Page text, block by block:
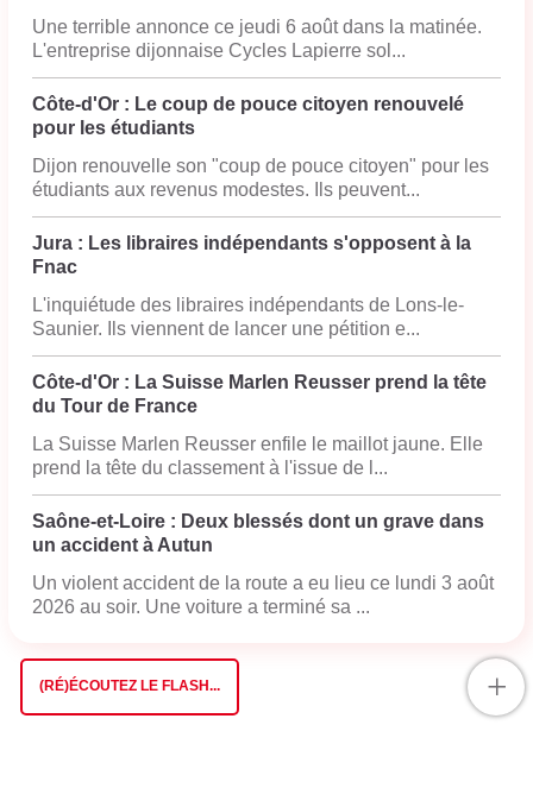
Une terrible annonce ce jeudi 6 août dans la matinée.
L'entreprise dijonnaise Cycles Lapierre sol...
Côte-d'Or : Le coup de pouce citoyen renouvelé
pour les étudiants
Dijon renouvelle son "coup de pouce citoyen" pour les
étudiants aux revenus modestes. Ils peuvent...
Jura : Les libraires indépendants s'opposent à la
Fnac
L'inquiétude des libraires indépendants de Lons-le-
Saunier. Ils viennent de lancer une pétition e...
Côte-d'Or : La Suisse Marlen Reusser prend la tête
du Tour de France
La Suisse Marlen Reusser enfile le maillot jaune. Elle
prend la tête du classement à l'issue de l...
Saône-et-Loire : Deux blessés dont un grave dans
un accident à Autun
Un violent accident de la route a eu lieu ce lundi 3 août
2026 au soir. Une voiture a terminé sa ...
(RÉ)ÉCOUTEZ LE FLASH... +